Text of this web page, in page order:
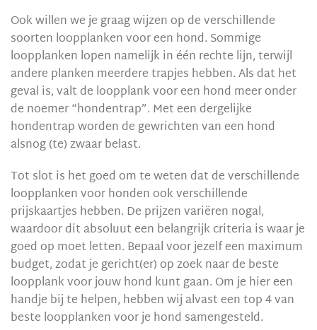
Ook willen we je graag wijzen op de verschillende
soorten loopplanken voor een hond. Sommige
loopplanken lopen namelijk in één rechte lijn, terwijl
andere planken meerdere trapjes hebben. Als dat het
geval is, valt de loopplank voor een hond meer onder
de noemer “hondentrap”. Met een dergelijke
hondentrap worden de gewrichten van een hond
alsnog (te) zwaar belast.
Tot slot is het goed om te weten dat de verschillende
loopplanken voor honden ook verschillende
prijskaartjes hebben. De prijzen variëren nogal,
waardoor dit absoluut een belangrijk criteria is waar je
goed op moet letten. Bepaal voor jezelf een maximum
budget, zodat je gericht(er) op zoek naar de beste
loopplank voor jouw hond kunt gaan. Om je hier een
handje bij te helpen, hebben wij alvast een top 4 van
beste loopplanken voor je hond samengesteld.